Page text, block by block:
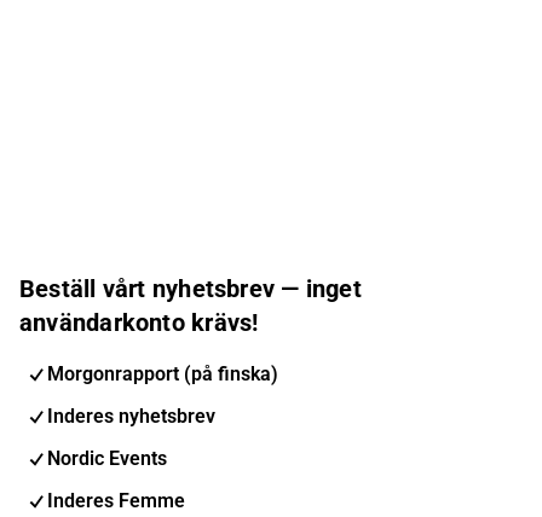
Beställ vårt nyhetsbrev — inget
användarkonto krävs!
Morgonrapport (på finska)
Inderes nyhetsbrev
Nordic Events
Inderes Femme